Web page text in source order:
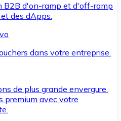
B2B d'on-ramp et d'off-ramp
des dApps.
dans votre entreprise.
de plus grande envergure.
premium avec votre